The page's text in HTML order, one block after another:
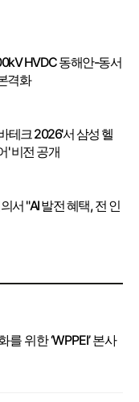
HVDC 동해안-동서
격화
테크 2026'서 삼성 헬
' 비전 공개
서 "AI 발전 혜택, 전 인
위한 ‘WPPEI’ 본사